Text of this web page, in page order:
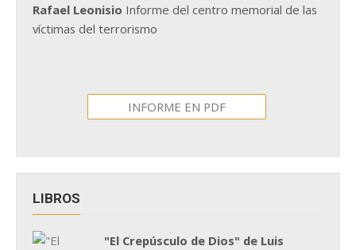
Rafael Leonisio Informe del centro memorial de las
víctimas del terrorismo
INFORME EN PDF
LIBROS
"El Crepúsculo de Dios" de Luis